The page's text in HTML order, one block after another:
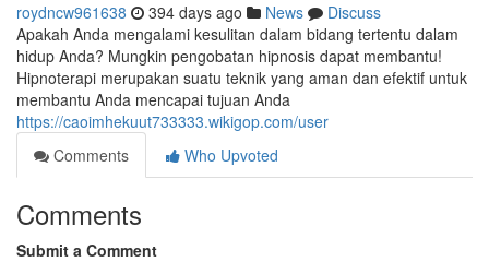
roydncw961638 394 days ago News
Discuss
Apakah Anda mengalami kesulitan dalam bidang tertentu dalam
hidup Anda? Mungkin pengobatan hipnosis dapat membantu!
Hipnoterapi merupakan suatu teknik yang aman dan efektif untuk
membantu Anda mencapai tujuan Anda
https://caoimhekuut733333.wikigop.com/user
Comments
Who Upvoted
Comments
Submit a Comment